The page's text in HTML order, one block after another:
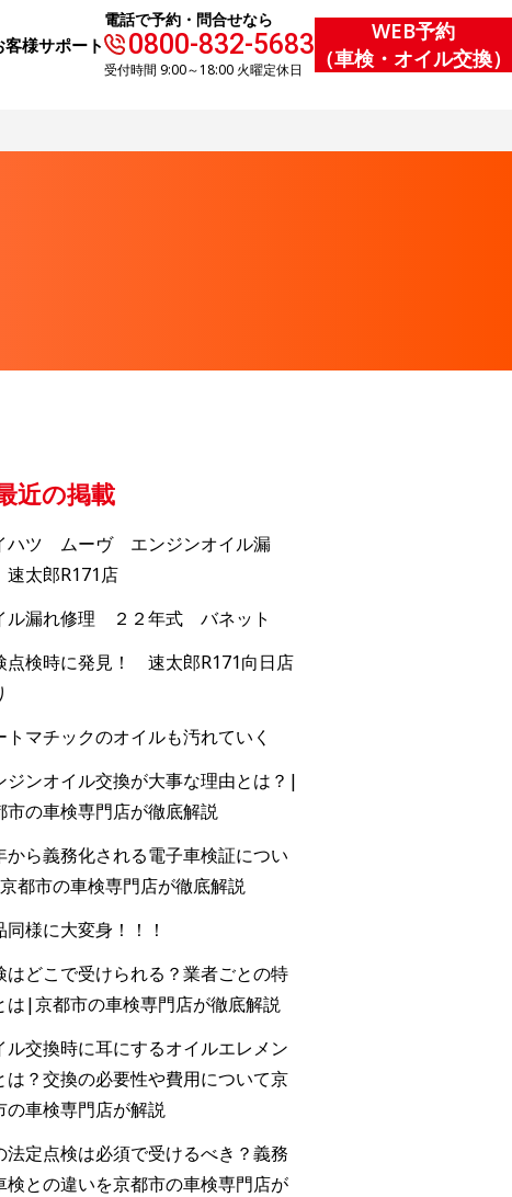
客様サポート
電話で予約・問合せなら
0800-832-5683
受付時間 9:00～18:00 火曜定休日
WEB予約
（車検・オイル交換）
近の掲載
ハツ ムーヴ エンジンオイル漏
太郎R171店
ル漏れ修理 ２２年式 バネット
点検時に発見！ 速太郎R171向日店
トマチックのオイルも汚れていく
ジンオイル交換が大事な理由とは？|
市の車検専門店が徹底解説
から義務化される電子車検証につい
都市の車検専門店が徹底解説
同様に大変身！！！
はどこで受けられる？業者ごとの特
は|京都市の車検専門店が徹底解説
ル交換時に耳にするオイルエレメン
は？交換の必要性や費用について京
の車検専門店が解説
法定点検は必須で受けるべき？義務
検との違いを京都市の車検専門店が